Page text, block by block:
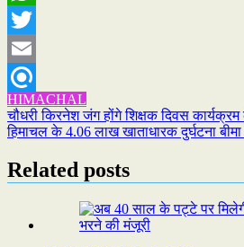
WhatsApp
Twitter
Email
Refind
HIMACHAL
Post
navigation
चौधरी किरनेश जंग होंगे शिक्षक दिवस
हिमाचल के 4.06 लाख खाताधारक दुर्घटना
Related posts